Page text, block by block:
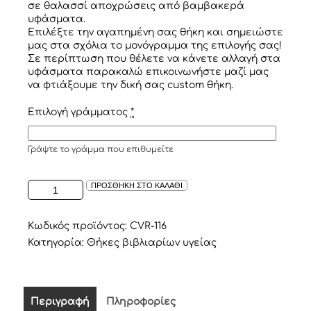
σε θαλασσί αποχρώσεις από βαμβακερά
υφάσματα.
Επιλέξτε την αγαπημένη σας θήκη και σημειώστε
μας στα σχόλια το μονόγραμμα της επιλογής σας!
Σε περίπτωση που θέλετε να κάνετε αλλαγή στα
υφάσματα παρακαλώ επικοινωνήστε μαζί μας
να φτιάξουμε την δική σας custom θήκη.
Επιλογή γράμματος *
Γράψτε το γράμμα που επιθυμείτε
ΥΦΑΣΜΑΤΙΝΗ
ΘΗΚΗ
ΤΟ
ΒΙΒΛΙΑΡΙΟ
ΥΓΕΙΑΣ
ΜΟΝΟΓΡΑΜΜΑ
ΠΡΟΣΘΗΚΗ ΣΤΟ ΚΑΛΑΘΙ
Κωδικός προϊόντος: CVR-116
Κατηγορία: Θήκες βιβλιαρίων υγείας
Περιγραφή Πληροφορίες